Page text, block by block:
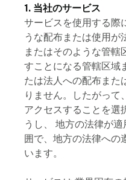
1. 当社のサービス
サービスを使用する際
うな配布または使用が
またはそのような管轄
すことになる管轄区域
たは法人への配布また
りません。したがって
アクセスすることを選
うし、 地方の法律が
囲で、地方の法律への
います。